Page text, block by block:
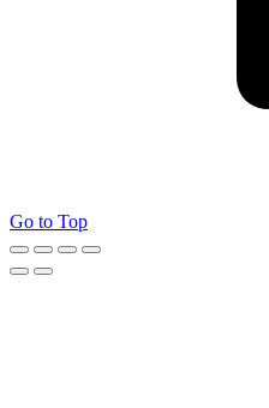
Go to Top